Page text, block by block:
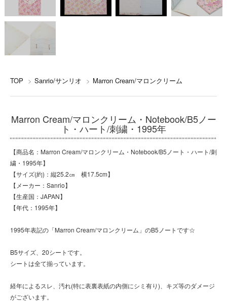
TOP > Sanrio/サンリオ > Marron Cream/マロンクリーム
Marron Cream/マロンクリーム・Notebook/B5ノー
ト・ハート/刺繍・1995年
【商品名：Marron Cream/マロンクリーム・Notebook/B5ノート・ハート/刺
繍・1995年】
【サイズ(約)：縦25.2㎝ 横17.5cm】
【メーカー：Sanrio】
【生産国：JAPAN】
【年代：1995年】
1995年表記の「Marron Cream/マロンクリーム」のB5ノートです☆
B5サイズ、20シートです。
シートは全て揃っています。
経年によるスレ、汚れ(特に表裏表紙の内側にシミ有り)、キズ等のダメージ
がございます。